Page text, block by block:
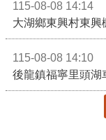
115-08-08 14:14
大湖鄉東興村東
115-08-08 14:10
後龍鎮福寧里頭湖